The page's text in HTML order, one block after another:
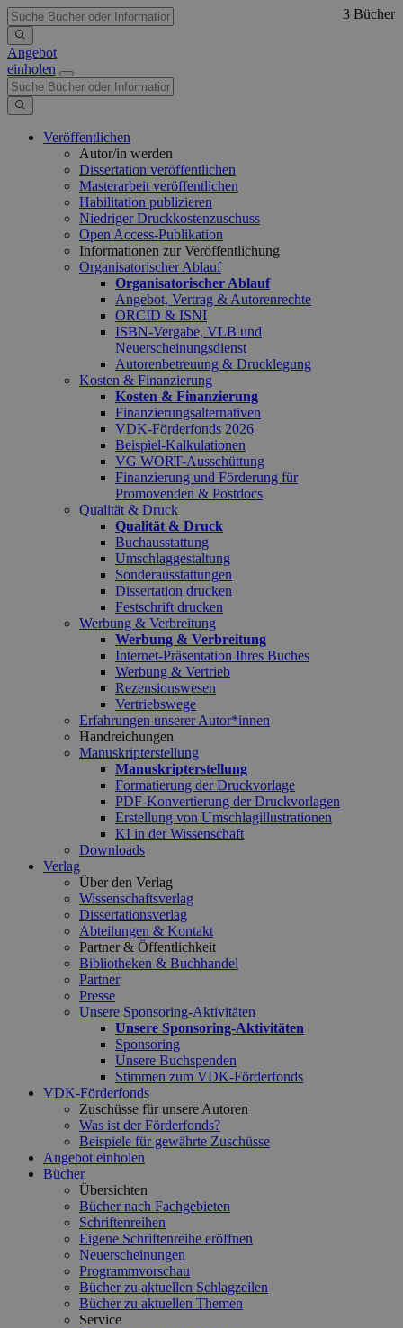
Angebot
einholen
Veröffentlichen
Autor/in werden
Dissertation veröffentlichen
Masterarbeit veröffentlichen
Habilitation publizieren
Niedriger Druckkostenzuschuss
Open Access-Publikation
Informationen zur Veröffentlichung
Organisatorischer Ablauf
Organisatorischer Ablauf
Angebot, Vertrag & Autorenrechte
ORCID & ISNI
ISBN-Vergabe, VLB und
Neuerscheinungsdienst
Autorenbetreuung & Drucklegung
Kosten & Finanzierung
Kosten & Finanzierung
Finanzierungsalternativen
VDK-Förderfonds 2026
Beispiel-Kalkulationen
VG WORT-Ausschüttung
Finanzierung und Förderung für
Promovenden & Postdocs
Qualität & Druck
Qualität & Druck
Buchausstattung
Umschlaggestaltung
Sonderausstattungen
Dissertation drucken
Festschrift drucken
Werbung & Verbreitung
Werbung & Verbreitung
Internet-Präsentation Ihres Buches
Werbung & Vertrieb
Rezensionswesen
Vertriebswege
Erfahrungen unserer Autor*innen
Handreichungen
Manuskripterstellung
Manuskripterstellung
Formatierung der Druckvorlage
PDF-Konvertierung der Druckvorlagen
Erstellung von Umschlagillustrationen
KI in der Wissenschaft
Downloads
Verlag
Über den Verlag
Wissenschaftsverlag
Dissertationsverlag
Abteilungen & Kontakt
Partner & Öffentlichkeit
Bibliotheken & Buchhandel
Partner
Presse
Unsere Sponsoring-Aktivitäten
Unsere Sponsoring-Aktivitäten
Sponsoring
Unsere Buchspenden
Stimmen zum VDK-Förderfonds
VDK-Förderfonds
Zuschüsse für unsere Autoren
Was ist der Förderfonds?
Beispiele für gewährte Zuschüsse
Angebot einholen
Bücher
Übersichten
Bücher nach Fachgebieten
Schriftenreihen
Eigene Schriftenreihe eröffnen
Neuerscheinungen
Programmvorschau
Bücher zu aktuellen Schlagzeilen
Bücher zu aktuellen Themen
Service
3 Bücher